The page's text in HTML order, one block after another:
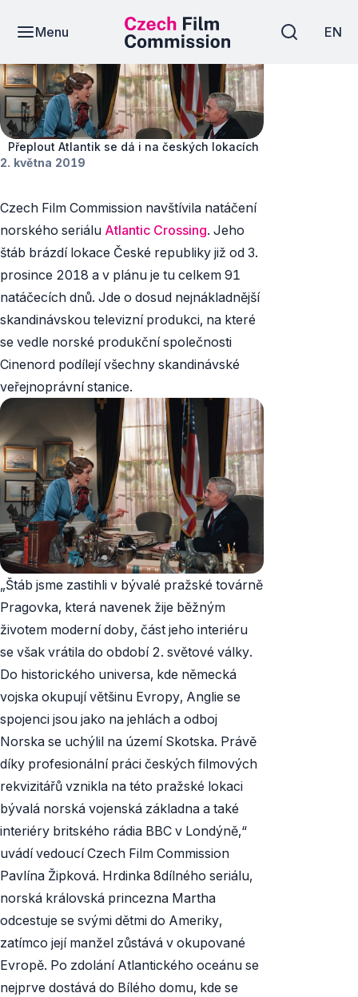
Menu EN
Novinky
Přeplout Atlantik se dá i na českých lokacích
2. května 2019
Czech Film Commission navštívila natáčení
norského seriálu Atlantic Crossing. Jeho
štáb brázdí lokace České republiky již od 3.
prosince 2018 a v plánu je tu celkem 91
natáčecích dnů. Jde o dosud nejnákladnější
skandinávskou televizní produkci, na které
se vedle norské produkční společnosti
Cinenord podílejí všechny skandinávské
veřejnoprávní stanice.
„Štáb jsme zastihli v bývalé pražské továrně
Pragovka, která navenek žije běžným
životem moderní doby, část jeho interiéru
se však vrátila do období 2. světové války.
Do historického universa, kde německá
vojska okupují většinu Evropy, Anglie se
spojenci jsou jako na jehlách a odboj
Norska se uchýlil na území Skotska. Právě
díky profesionální práci českých filmových
rekvizitářů vznikla na této pražské lokaci
bývalá norská vojenská základna a také
interiéry britského rádia BBC v Londýně,“
uvádí vedoucí Czech Film Commission
Pavlína Žipková. Hrdinka 8dílného seriálu,
norská královská princezna Martha
odcestuje se svými dětmi do Ameriky,
zatímco její manžel zůstává v okupované
Evropě. Po zdolání Atlantického oceánu se
nejprve dostává do Bílého domu, kde se